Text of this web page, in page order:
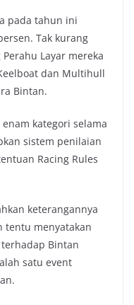
pada tahun ini
Tak kurang
Layar mereka
dan Multihull
Bintan.
kategori selama
sistem penilaian
Racing Rules
keterangannya
tentu menyatakan
Bintan
satu event